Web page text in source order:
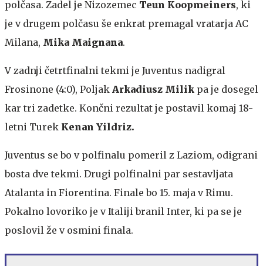
polčasa. Zadel je Nizozemec Teun Koopmeiners, ki
je v drugem polčasu še enkrat premagal vratarja AC
Milana, Mika Maignana.
V zadnji četrtfinalni tekmi je Juventus nadigral
Frosinone (4:0), Poljak Arkadiusz Milik pa je dosegel
kar tri zadetke. Končni rezultat je postavil komaj 18-
letni Turek Kenan Yildriz.
Juventus se bo v polfinalu pomeril z Laziom, odigrani
bosta dve tekmi. Drugi polfinalni par sestavljata
Atalanta in Fiorentina. Finale bo 15. maja v Rimu.
Pokalno lovoriko je v Italiji branil Inter, ki pa se je
poslovil že v osmini finala.